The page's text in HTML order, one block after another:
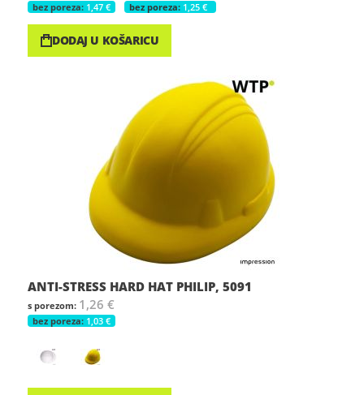
1,47 € 1,25 €
DODAJ U KOŠARICU
ANTI-STRESS HARD HAT PHILIP, 5091
1,26 €
1,03 €